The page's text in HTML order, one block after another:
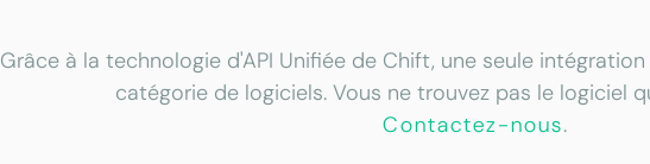
Grâce à la technologie d'API Unifiée de Chift, une seule
catégorie de logiciels. Vous ne trouvez pas le logiciel
Contactez-nous.